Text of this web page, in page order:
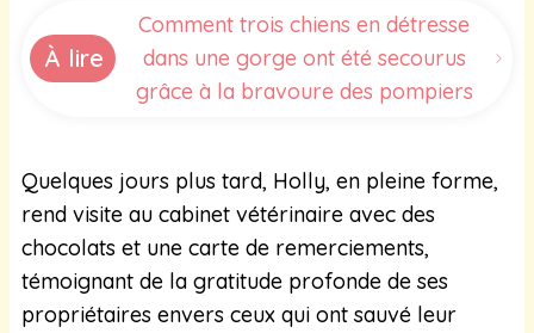
À lire
Comment trois chiens en détresse
dans une gorge ont été secourus
grâce à la bravoure des pompiers
Quelques jours plus tard, Holly, en pleine forme,
rend visite au cabinet vétérinaire avec des
chocolats et une carte de remerciements,
témoignant de la gratitude profonde de ses
propriétaires envers ceux qui ont sauvé leur